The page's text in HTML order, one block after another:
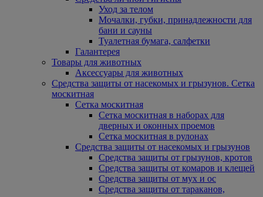
Уход за телом
Мочалки, губки, принадлежности для
бани и сауны
Туалетная бумага, салфетки
Галантерея
Товары для животных
Аксессуары для животных
Средства защиты от насекомых и грызунов. Сетка
москитная
Сетка москитная
Сетка москитная в наборах для
дверных и оконных проемов
Сетка москитная в рулонах
Средства защиты от насекомых и грызунов
Средства защиты от грызунов, кротов
Средства защиты от комаров и клещей
Средства защиты от мух и ос
Средства защиты от тараканов,